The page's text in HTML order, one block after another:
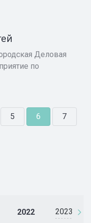
2022 2023
Деловая
по
5 6 7